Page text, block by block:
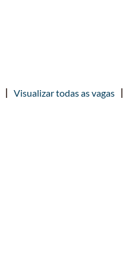
Visualizar todas as vagas